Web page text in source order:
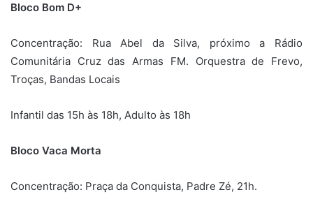
Bloco Bom D+
Concentração: Rua Abel da Silva, próximo a Rádio
Comunitária Cruz das Armas FM. Orquestra de Frevo,
Troças, Bandas Locais
Infantil das 15h às 18h, Adulto às 18h
Bloco Vaca Morta
Concentração: Praça da Conquista, Padre Zé, 21h.